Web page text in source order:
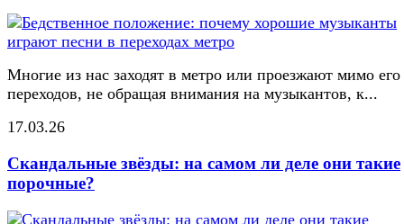
Многие из нас заходят в метро или проезжают мимо его
переходов, не обращая внимания на музыкантов, к...
17.03.26
Скандальные звёзды: на самом ли деле они такие
порочные?